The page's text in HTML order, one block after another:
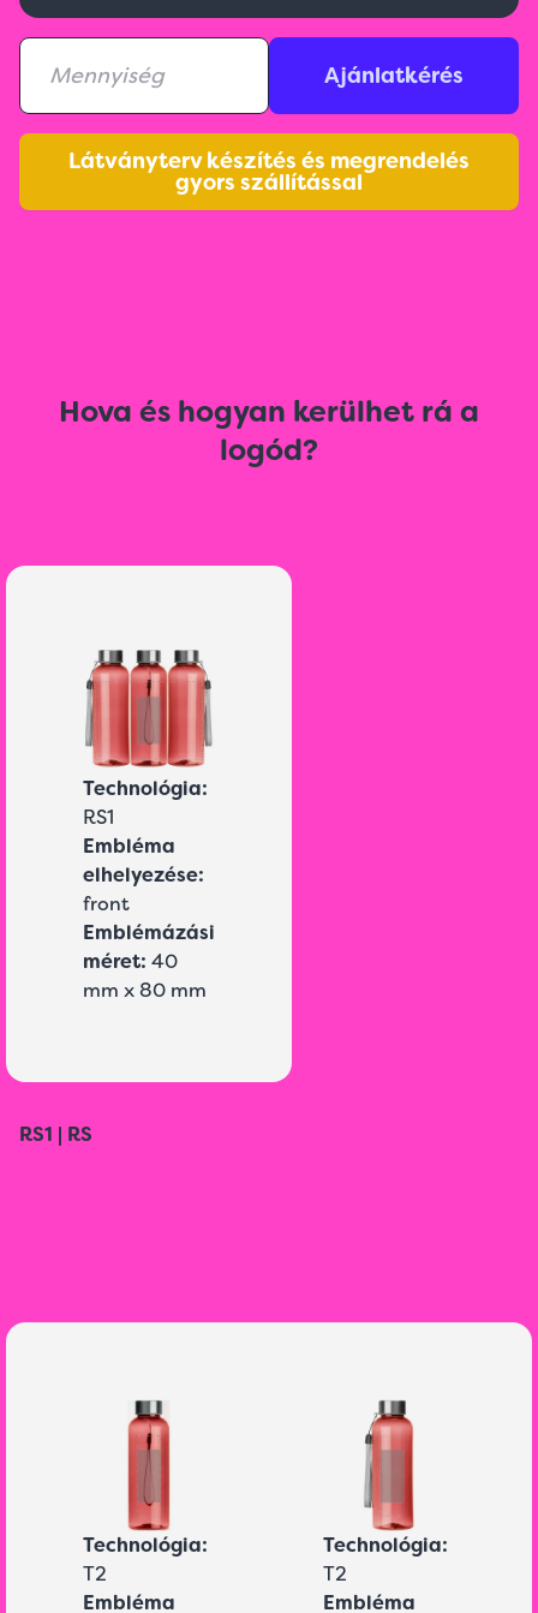
Ajánlatkérés
Látványterv készítés és megrendelés
gyors szállítással
Hova és hogyan kerülhet rá a
logód?
Technológia:
RS1
Embléma
elhelyezése:
front
Emblémázási
méret: 40
mm x 80 mm
RS1 | RS
Technológia:
T2
Embléma
Technológia:
T2
Embléma